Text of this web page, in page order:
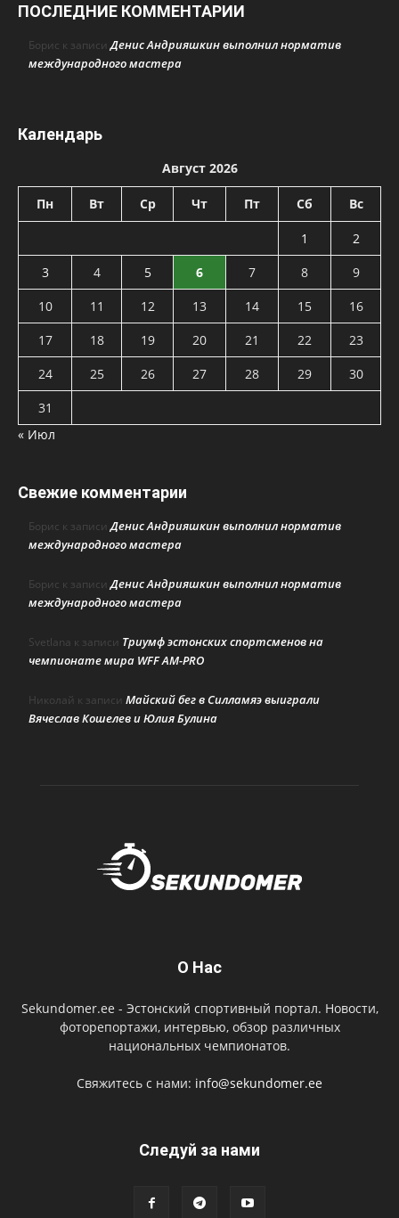
ПОСЛЕДНИЕ КОММЕНТАРИИ
Борис к записиДенис Андрияшкин выполнил норматив
международного мастера
Календарь
Август 2026
Пн Вт Ср Чт Пт Сб Вс
1
2
3
4 5 6 7 8
9
10
11 12 13 14 15
16
17
18 19 20 21 22
23
24
25 26 27 28 29
30
31
« Июл
Свежие комментарии
Борис к записиДенис Андрияшкин выполнил норматив
международного мастера
Борис к записиДенис Андрияшкин выполнил норматив
международного мастера
Svetlana к записи Триумф эстонских спортсменов на
чемпионате мира WFF AM-PRO
Николай к записи Майский бег в Силламяэ выиграли
Вячеслав Кошелев и Юлия Булина
О Нас
Sekundomer.ee - Эстонский спортивный портал. Новости,
фоторепортажи, интервью, обзор различных
национальных чемпионатов.
Свяжитесь с нами: info@sekundomer.ee
Cледуй за нами